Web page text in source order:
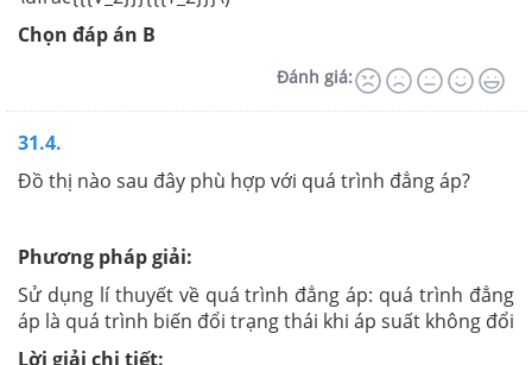
Chọn đáp án B
Đánh giá:
31.4.
Đồ thị nào sau đây phù hợp với quá trình đẳng áp?
Phương pháp giải:
Sử dụng lí thuyết về quá trình đẳng áp: quá trình đẳng
áp là quá trình biến đổi trạng thái khi áp suất không đổi
Lời giải chi tiết: